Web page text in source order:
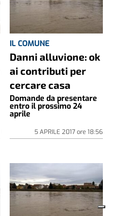
IL COMUNE
Danni alluvione: ok
ai contributi per
cercare casa
Domande da presentare
entro il prossimo 24
aprile
5 APRILE 2017ore 18:56